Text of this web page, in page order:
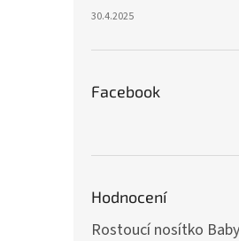
30.4.2025
Facebook
Hodnocení